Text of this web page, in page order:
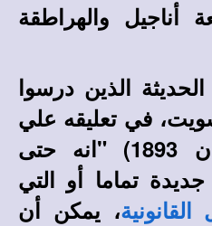
أناجيل والهراطقة
الذين درسوا
في تعليقه علي
إنجيل بطرس (لندن 1893) "انه حتى
تماما أو التي
القانونية، يمكن أن